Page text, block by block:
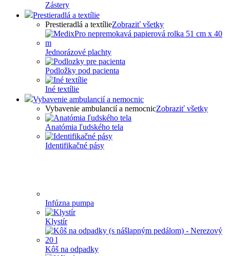
Zástery
Prestieradlá a textílie
Prestieradlá a textílieZobraziť všetky
Jednorázové plachty
Podložky pod pacienta
Iné textílie
Vybavenie ambulancií a nemocnic
Vybavenie ambulancií a nemocnicZobraziť všetky
Anatómia ľudského tela
Identifikačné pásy
Infúzna pumpa
Klystír
Kôš na odpadky